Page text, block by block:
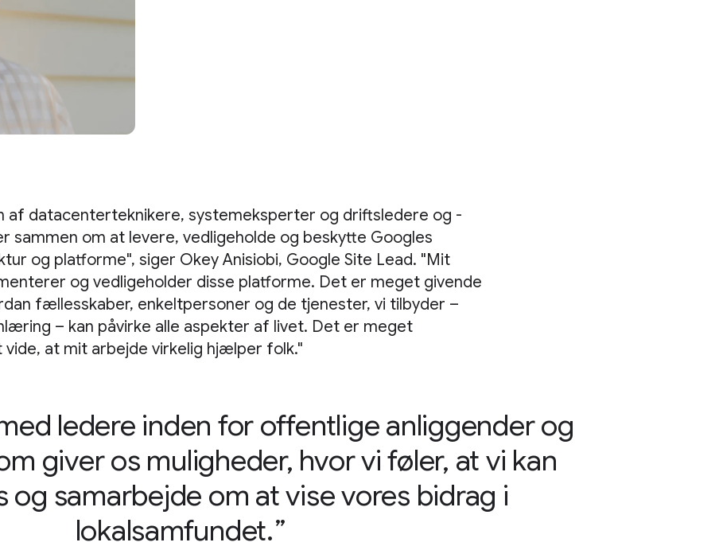
af datacenterteknikere, systemeksperter og driftsledere og -
sammen om at levere, vedligeholde og beskytte Googles
og platforme", siger Okey Anisiobi, Google Site Lead. "Mit
og vedligeholder disse platforme. Det er meget givende
fællesskaber, enkeltpersoner og de tjenester, vi tilbyder –
– kan påvirke alle aspekter af livet. Det er meget
at mit arbejde virkelig hjælper folk."
ledere inden for offentlige anliggender og
giver os muligheder, hvor vi føler, at vi kan
og samarbejde om at vise vores bidrag i
lokalsamfundet.